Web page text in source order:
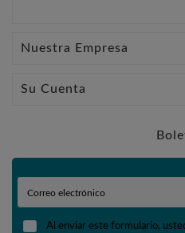
Nuestra Empresa
Su Cuenta
Al enviar este formulario,